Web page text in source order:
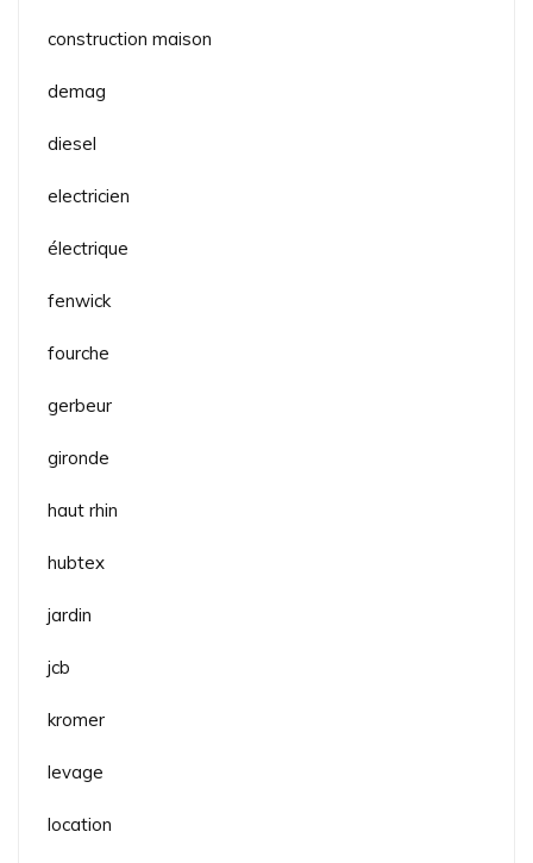
construction maison
demag
diesel
electricien
électrique
fenwick
fourche
gerbeur
gironde
haut rhin
hubtex
jardin
jcb
kromer
levage
location